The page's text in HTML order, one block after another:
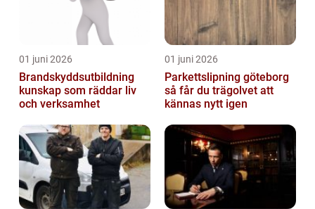
01 juni 2026
Brandskyddsutbildning
kunskap som räddar liv
och verksamhet
01 juni 2026
Parkettslipning göteborg
så får du trägolvet att
kännas nytt igen